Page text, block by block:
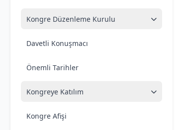
Kongre Düzenleme Kurulu
Davetli Konuşmacı
Önemli Tarihler
Kongreye Katılım
Kongre Afişi